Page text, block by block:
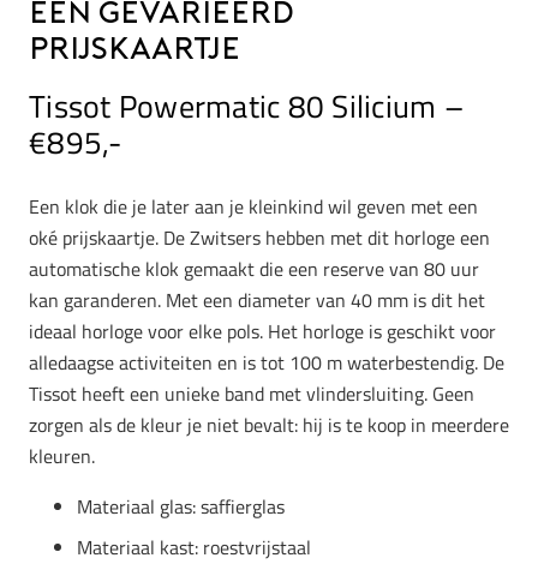
een gevarieerd
prijskaartje
Tissot Powermatic 80 Silicium –
€895,-
Een klok die je later aan je kleinkind wil geven met een
oké prijskaartje. De Zwitsers hebben met dit horloge een
automatische klok gemaakt die een reserve van 80 uur
kan garanderen. Met een diameter van 40 mm is dit het
ideaal horloge voor elke pols. Het horloge is geschikt voor
alledaagse activiteiten en is tot 100 m waterbestendig. De
Tissot heeft een unieke band met vlindersluiting. Geen
zorgen als de kleur je niet bevalt: hij is te koop in meerdere
kleuren.
Materiaal glas: saffierglas
Materiaal kast: roestvrijstaal